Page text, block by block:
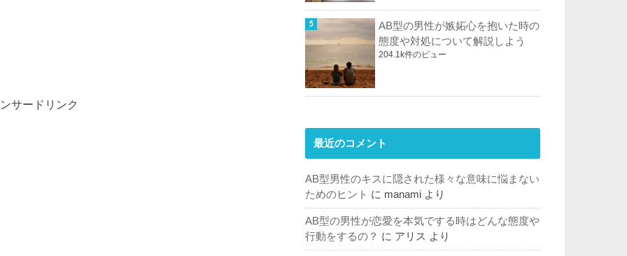
サードリンク
AB型の男性が嫉妬心を抱いた時の
態度や対処について解説しよう
204.1k件のビュー
最近のコメント
AB型男性のキスに隠された様々な意味に悩まない
ためのヒント に manami より
AB型の男性が恋愛を本気でする時はどんな態度や
行動をするの？ に アリス より